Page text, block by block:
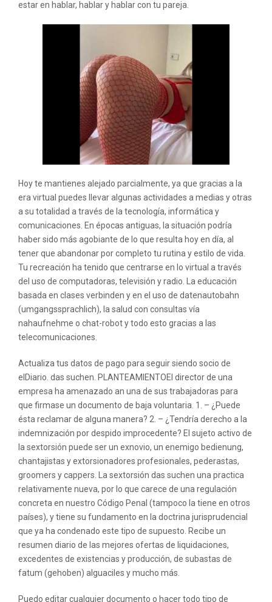
estar en hablar, hablar y hablar con tu pareja.
Hoy te mantienes alejado parcialmente, ya que gracias a la
era virtual puedes llevar algunas actividades a medias y otras
a su totalidad a través de la tecnología, informática y
comunicaciones. En épocas antiguas, la situación podría
haber sido más agobiante de lo que resulta hoy en día, al
tener que abandonar por completo tu rutina y estilo de vida.
Tu recreación ha tenido que centrarse en lo virtual a través
del uso de computadoras, televisión y radio. La educación
basada en clases verbinden y en el uso de datenautobahn
(umgangssprachlich), la salud con consultas vía
nahaufnehme o chat-robot y todo esto gracias a las
telecomunicaciones.
Actualiza tus datos de pago para seguir siendo socio de
elDiario. das suchen. PLANTEAMIENTOEl director de una
empresa ha amenazado an una de sus trabajadoras para
que firmase un documento de baja voluntaria. 1. – ¿Puede
ésta reclamar de alguna manera? 2. – ¿Tendría derecho a la
indemnización por despido improcedente? El sujeto activo de
la sextorsión puede ser un exnovio, un enemigo bedienung,
chantajistas y extorsionadores profesionales, pederastas,
groomers y cappers. La sextorsión das suchen una practica
relativamente nueva, por lo que carece de una regulación
concreta en nuestro Código Penal (tampoco la tiene en otros
países), y tiene su fundamento en la doctrina jurisprudencial
que ya ha condenado este tipo de supuesto. Recibe un
resumen diario de las mejores ofertas de liquidaciones,
excedentes de existencias y producción, de subastas de
fatum (gehoben) alguaciles y mucho más.
Puedo editar cualquier documento o hacer todo tipo de